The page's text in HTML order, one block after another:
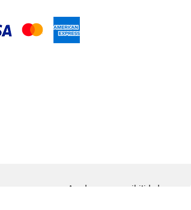
Ayuda para accesibilidad